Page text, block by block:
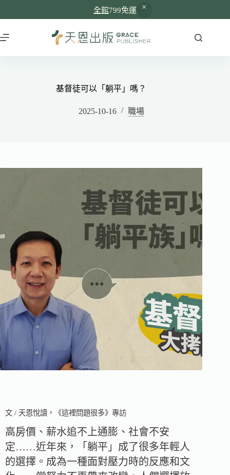
全館799免運
基督徒可以「躺平」嗎？
2025-10-16 職場
文 / 天恩悅讀，《這裡問題很多》專訪
高房價、薪水追不上通膨、社會不安
定……近年來，「躺平」成了很多年輕人
的選擇。成為一種面對壓力時的反應和文